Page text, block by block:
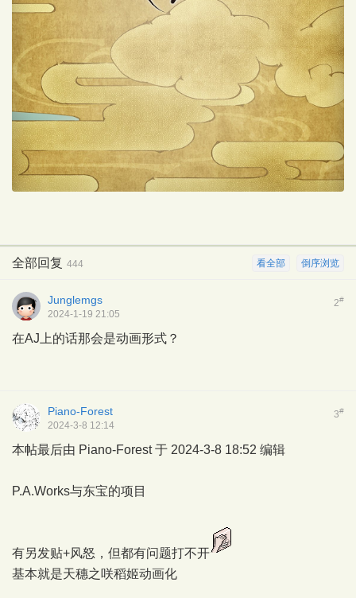
倒序浏览
看全部
全部回复 444
2#
Junglemgs
2024-1-19 21:05
在AJ上的话那会是动画形式？
3#
Piano-Forest
2024-3-8 12:14
本帖最后由 Piano-Forest 于 2024-3-8 18:52 编辑
P.A.Works与东宝的项目
有另发贴+风怒，但都有问题打不开
基本就是天穗之咲稻姬动画化